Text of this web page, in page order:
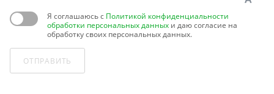
Я соглашаюсь с Политикой конфиденциальности
обработки персональных данных и даю согласие на
обработку своих персональных данных.
ОТПРАВИТЬ